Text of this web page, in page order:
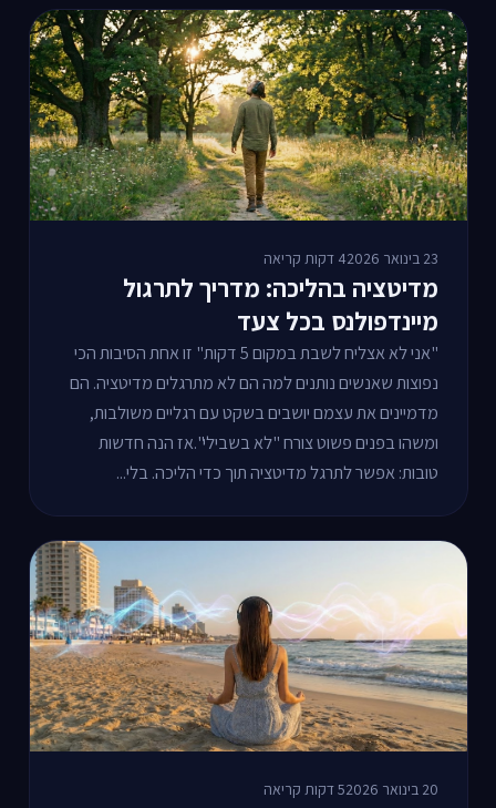
23 בינואר 2026 4 דקות קריאה
מדיטציה בהליכה: מדריך לתרגול
מיינדפולנס בכל צעד
"אני לא אצליח לשבת במקום 5 דקות" זו אחת הסיבות הכי
נפוצות שאנשים נותנים למה הם לא מתרגלים מדיטציה. הם
מדמיינים את עצמם יושבים בשקט עם רגליים משולבות,
ומשהו בפנים פשוט צורח "לא בשבילי".אז הנה חדשות
טובות: אפשר לתרגל מדיטציה תוך כדי הליכה. בלי...
20 בינואר 2026 5 דקות קריאה